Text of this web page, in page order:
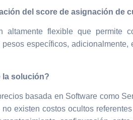
del score de asignación de
altamente flexible que
específicos,
la solución?
basada en Software como
existen costos ocultos